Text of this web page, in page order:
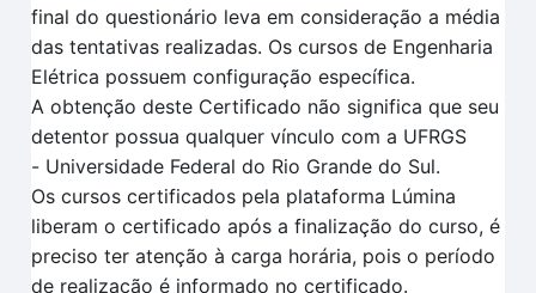
final do questionário leva em consideração a média
das tentativas realizadas. Os cursos de Engenharia
Elétrica possuem configuração específica.
A obtenção deste Certificado não significa que seu
detentor possua qualquer vínculo com a UFRGS
- Universidade Federal do Rio Grande do Sul.
Os cursos certificados pela plataforma Lúmina
liberam o certificado após a finalização do curso, é
preciso ter atenção à carga horária, pois o período
de realização é informado no certificado.